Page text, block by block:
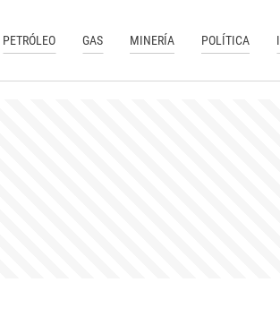
PETRÓLEO GAS MINERÍA POLÍTICA